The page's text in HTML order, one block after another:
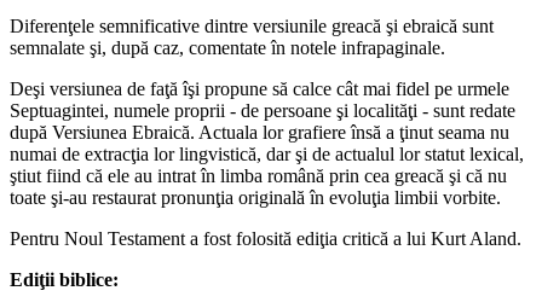
Diferenţele semnificative dintre versiunile greacă şi ebraică sunt
semnalate şi, după caz, comentate în notele infrapaginale.
Deşi versiunea de faţă îşi propune să calce cât mai fidel pe urmele
Septuagintei, numele proprii - de persoane şi localităţi - sunt redate
după Versiunea Ebraică. Actuala lor grafiere însă a ţinut seama nu
numai de extracţia lor lingvistică, dar şi de actualul lor statut lexical,
ştiut fiind că ele au intrat în limba română prin cea greacă şi că nu
toate şi-au restaurat pronunţia originală în evoluţia limbii vorbite.
Pentru Noul Testament a fost folosită ediţia critică a lui Kurt Aland.
Ediţii biblice: